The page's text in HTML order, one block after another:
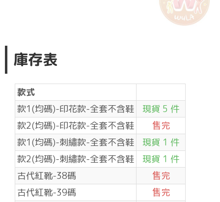
庫存表
款式
款1(均碼)-印花款-全套不含鞋
現貨 5 件
款2(均碼)-印花款-全套不含鞋
售完
款1(均碼)-刺繡款-全套不含鞋
現貨 1 件
款2(均碼)-刺繡款-全套不含鞋
現貨 1 件
古代紅靴-38碼
售完
古代紅靴-39碼
售完